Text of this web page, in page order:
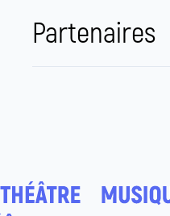
Partenaires